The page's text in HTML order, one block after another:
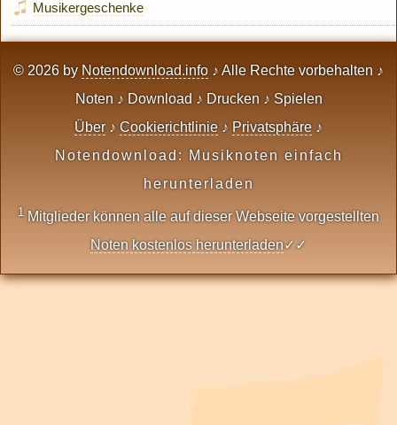
Musikergeschenke
© 2026 by Notendownload.info ♪ Alle Rechte vorbehalten ♪
Noten ♪ Download ♪ Drucken ♪ Spielen
Über ♪ Cookierichtlinie ♪ Privatsphäre ♪
Notendownload: Musiknoten einfach
herunterladen
1 Mitglieder können alle auf dieser Webseite vorgestellten
Noten kostenlos herunterladen✓✓